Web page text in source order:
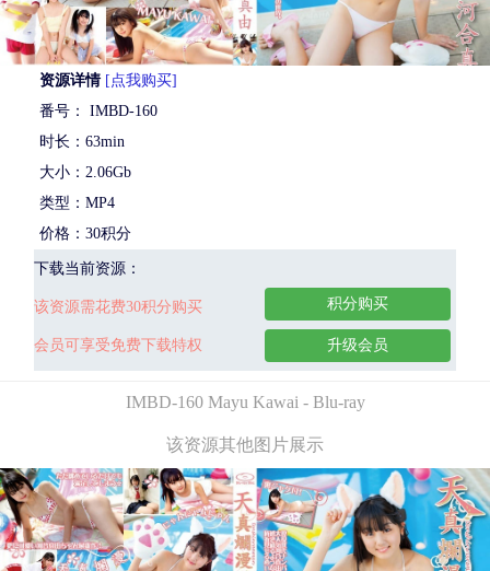
资源详情 [点我购买]
番号： IMBD-160
时长：63min
大小：2.06Gb
类型：MP4
价格：30积分
下载当前资源：
该资源需花费30积分购买
会员可享受免费下载特权
积分购买
升级会员
IMBD-160 Mayu Kawai - Blu-ray
该资源其他图片展示